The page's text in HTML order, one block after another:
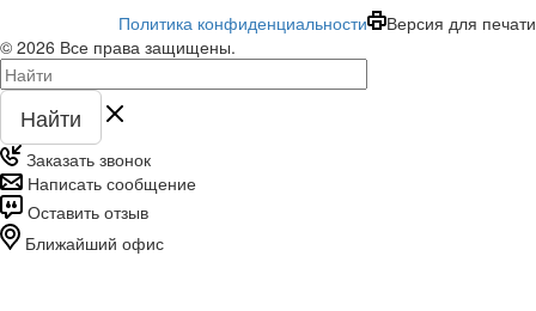
Версия для печати
Политика конфиденциальности
© 2026 Все права защищены.
Найти
Заказать звонок
Написать сообщение
Оставить отзыв
Ближайший офис